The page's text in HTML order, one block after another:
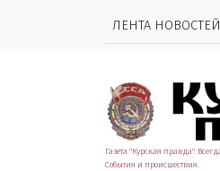
ЛЕНТА НОВОСТЕЙ
Газета "Курская правда".
События и происшествия.